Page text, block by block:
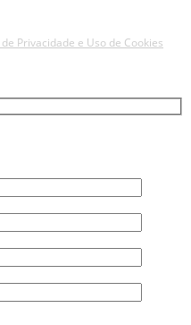
Privacidade e Uso de Cookies